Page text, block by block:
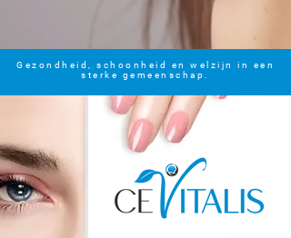
Gezondheid, schoonheid en welzijn in een
sterke gemeenschap.